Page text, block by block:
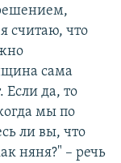
считаю, что
сама
Если да, то
мы по
ли вы, что
няня?" – речь